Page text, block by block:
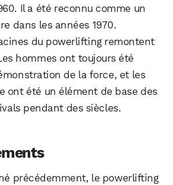
Il a été reconnu comme un
dans les années 1970.
du powerlifting remontent
hommes ont toujours été
de la force, et les
ont été un élément de base des
pendant des siècles.
précédemment, le powerlifting